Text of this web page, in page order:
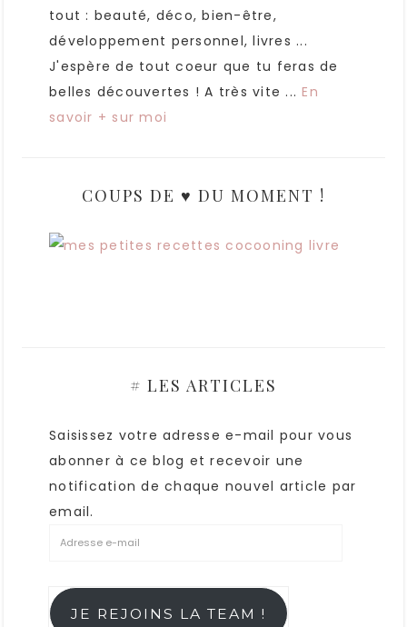
tout : beauté, déco, bien-être,
développement personnel, livres ...
J'espère de tout coeur que tu feras de
belles découvertes ! A très vite ...En
savoir + sur moi
COUPS DE ♥ DU MOMENT !
# LES ARTICLES
Saisissez votre adresse e-mail pour vous
abonner à ce blog et recevoir une
notification de chaque nouvel article par
email.
JE REJOINS LA TEAM !